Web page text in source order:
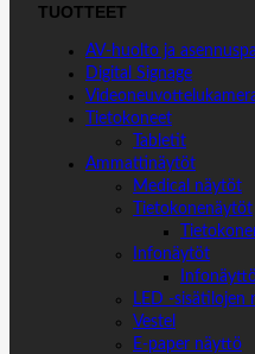
TUOTTEET
AV-huolto ja
Digital Signage
Tietokoneet
Tabletit
Ammattinäytöt
Medical näytöt
Tietokonenäytöt
Infonäytöt
LED -sisätilojen
Vestel
E-paper näyttö